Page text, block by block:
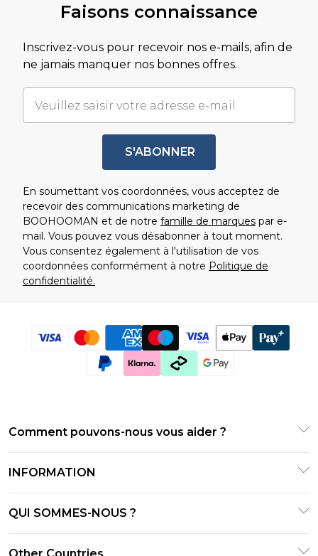
Faisons connaissance
Inscrivez-vous pour recevoir nos e-mails, afin de
ne jamais manquer nos bonnes offres.
S'ABONNER
En soumettant vos coordonnées, vous acceptez de
recevoir des communications marketing de
BOOHOOMAN et de notre famille de marques par e-
mail. Vous pouvez vous désabonner à tout moment.
Vous consentez également à l'utilisation de vos
coordonnées conformément à notre Politique de
confidentialité.
Comment pouvons-nous vous aider ?
Suivre et retourner ma commande
Options de livraison
INFORMATION
Cartes cadeaux
QUI SOMMES-NOUS ?